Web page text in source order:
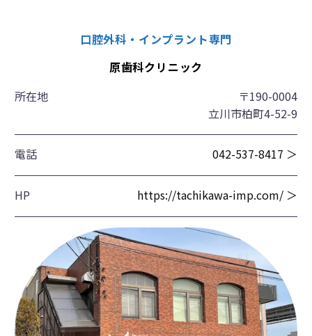
口腔外科・インプラント専門
原歯科クリニック
所在地
〒190-0004
立川市柏町4-52-9
電話 042-537-8417 ＞
HP https://tachikawa-imp.com/ ＞